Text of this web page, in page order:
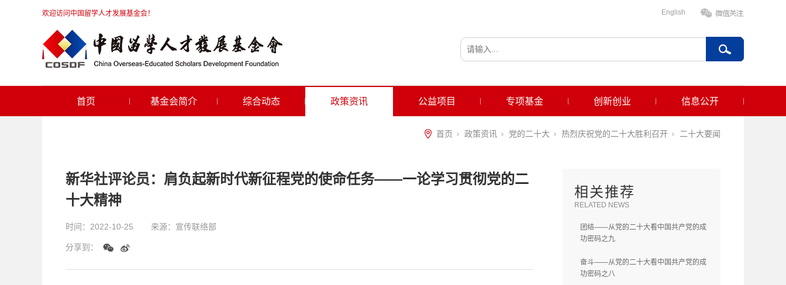
欢迎访问中国留学人才发展基金会！ English
首页 基金会简介 综合动态 政策资讯 公益项目 专项基金 创新创业 信息公开
首页 政策资讯 党的二十大 热烈庆祝党的二十大胜利召开 二十大要闻
新华社评论员：肩负起新时代新征程党的使命任务——一论学习贯彻党的二
十大精神
时间： 2022-10-25 来源： 宣传联络部
分享到：
相关推荐
RELATED NEWS
团结——从党的二十大看中国共产党的成
功密码之九
奋斗——从党的二十大看中国共产党的成
功密码之八